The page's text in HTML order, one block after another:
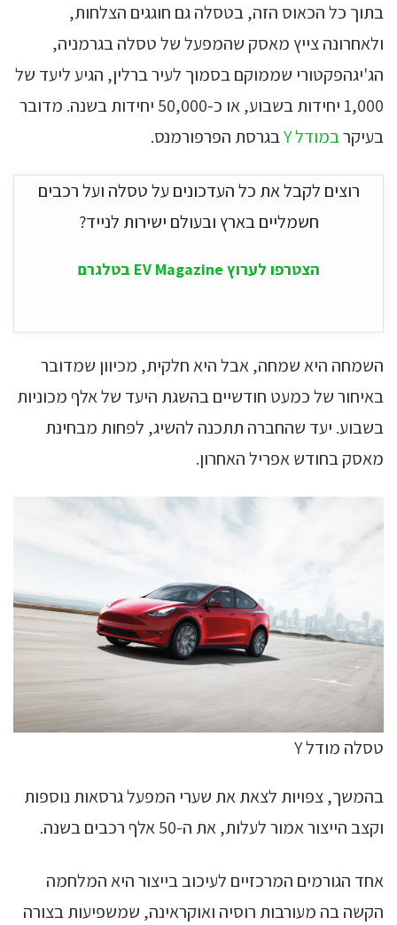
בתוך כל הכאוס הזה, בטסלה גם חוגגים הצלחות,
ולאחרונה צייץ מאסק שהמפעל של טסלה בגרמניה,
הג'יגהפקטורי שממוקם בסמוך לעיר ברלין, הגיע ליעד של
1,000 יחידות בשבוע, או כ-50,000 יחידות בשנה. מדובר
בעיקרבמודל Y בגרסת הפרפורמנס.
רוצים לקבל את כל העדכונים על טסלה ועל רכבים
חשמליים בארץ ובעולם ישירות לנייד?
הצטרפו לערוץ EV Magazine בטלגרם
השמחה היא שמחה, אבל היא חלקית, מכיוון שמדובר
באיחור של כמעט חודשיים בהשגת היעד של אלף מכוניות
בשבוע. יעד שהחברה תתכנה להשיג, לפחות מבחינת
מאסק בחודש אפריל האחרון.
טסלה מודל Y
בהמשך, צפויות לצאת את שערי המפעל גרסאות נוספות
וקצב הייצור אמור לעלות, את ה-50 אלף רכבים בשנה.
אחד הגורמים המרכזיים לעיכוב בייצור היא המלחמה
הקשה בה מעורבות רוסיה ואוקראינה, שמשפיעות בצורה